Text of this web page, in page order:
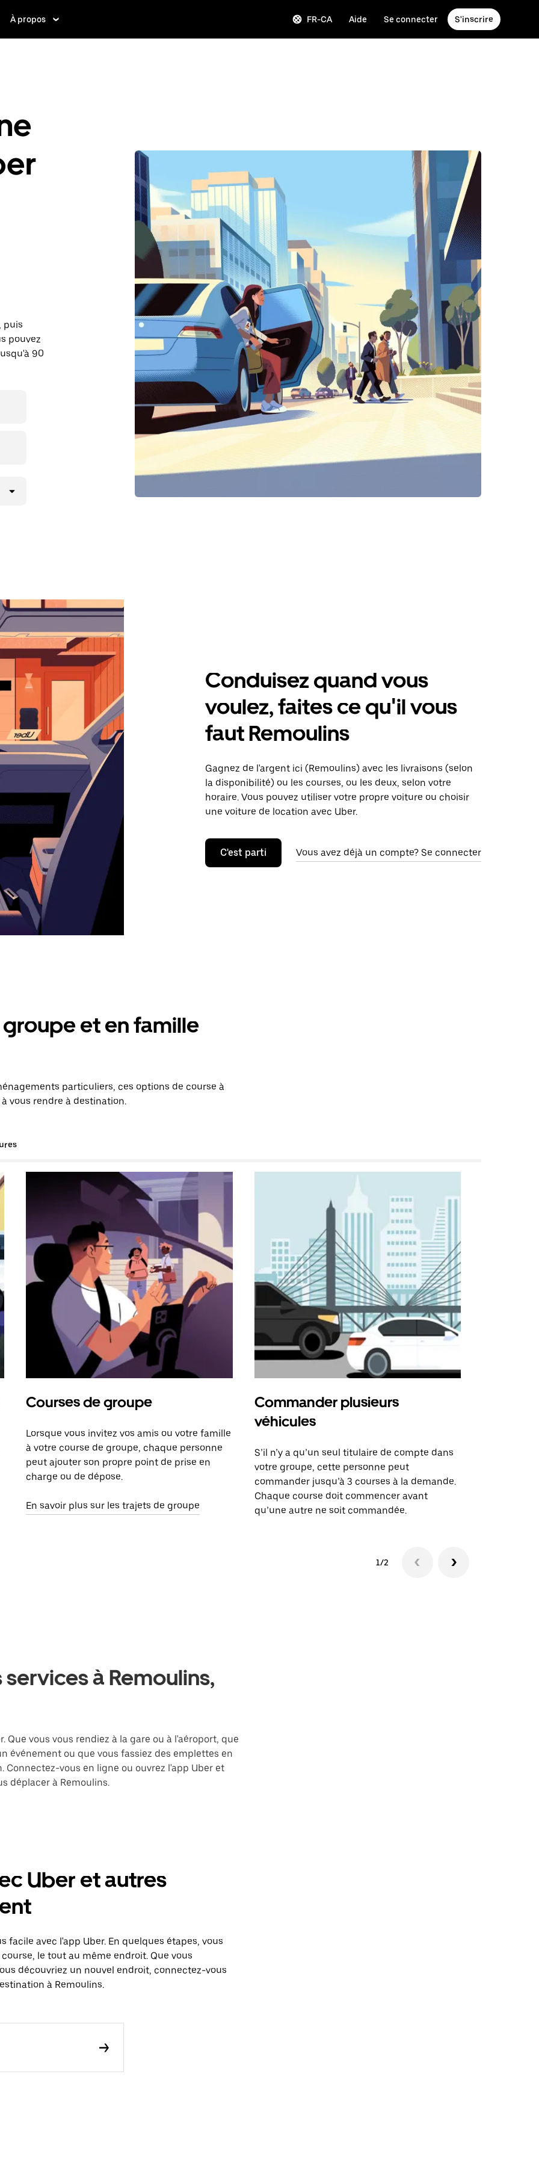
À propos FR-CA Aide Se connecter S'inscrire
puis
pouvez
90
Conduisez quand vous
voulez, faites ce qu'il vous
faut Remoulins
Gagnez de l'argent ici (Remoulins) avec les livraisons (selon
la disponibilité) ou les courses, ou les deux, selon votre
horaire. Vous pouvez utiliser votre propre voiture ou choisir
une voiture de location avec Uber.
C'est parti Vous avez déjà un compte? Se connecter
et en famille
particuliers, ces options de course à
vous rendre à destination.
Courses de groupe
Lorsque vous invitez vos amis ou votre famille
à votre course de groupe, chaque personne
peut ajouter son propre point de prise en
charge ou de dépose.
En savoir plus sur les trajets de groupe
Commander plusieurs
véhicules
S’il n’y a qu’un seul titulaire de compte dans
votre groupe, cette personne peut
commander jusqu’à 3 courses à la demande.
Chaque course doit commencer avant
qu’une autre ne soit commandée.
1/2
à Remoulins,
Que vous vous rendiez à la gare ou à l'aéroport, que
événement ou que vous fassiez des emplettes en
Connectez-vous en ligne ou ouvrez l'app Uber et
déplacer à Remoulins.
Uber et autres
avec l'app Uber. En quelques étapes, vous
le tout au même endroit. Que vous
découvriez un nouvel endroit, connectez-vous
à Remoulins.